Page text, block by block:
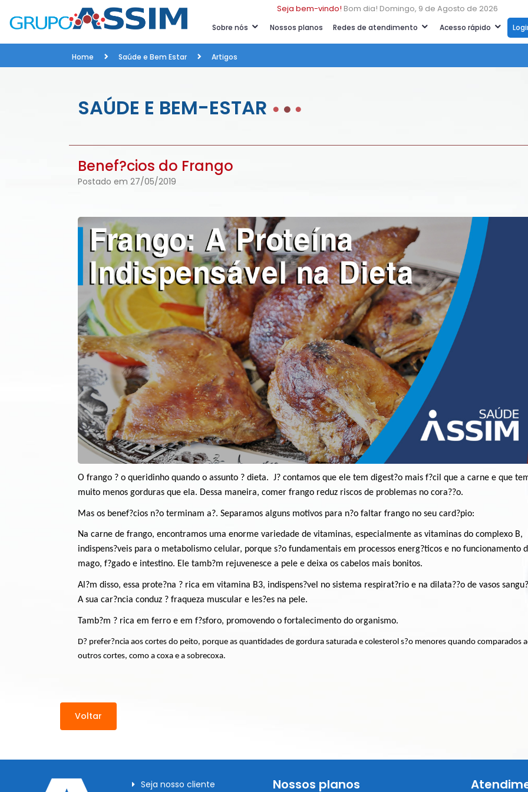
Seja bem-vindo! Bom dia! Domingo, 9 de Agosto de 2026
Sobre nós Nossos planos Redes de atendimento Acesso rápido
Home Saúde e Bem Estar Artigos
SAÚDE E BEM-ESTAR
Benef?cios do Frango
Postado em 27/05/2019
O frango ? o queridinho quando o assunto ? dieta. J? contamos que ele tem digest?o mais f?cil que a carne e que
muito menos gorduras que ela. Dessa maneira, comer frango reduz riscos de problemas no cora??o.
Mas os benef?cios n?o terminam a?. Separamos alguns motivos para n?o faltar frango no seu card?pio:
Na carne de frango, encontramos uma enorme variedade de vitaminas, especialmente as vitaminas do complexo B,
indispens?veis para o metabolismo celular, porque s?o fundamentais em processos energ?ticos e no funcionamento
mago, f?gado e intestino. Ele tamb?m rejuvenesce a pele e deixa os cabelos mais bonitos.
Al?m disso, essa prote?na ? rica em vitamina B3, indispens?vel no sistema respirat?rio e na dilata??o de vasos
A sua car?ncia conduz ? fraqueza muscular e les?es na pele.
Tamb?m ? rica em ferro e em f?sforo, promovendo o fortalecimento do organismo.
D? prefer?ncia aos cortes do peito, porque as quantidades de gordura saturada e colesterol s?o menores quando comparados
outros cortes, como a coxa e a sobrecoxa.
Voltar
Seja nosso cliente
Nossos planos